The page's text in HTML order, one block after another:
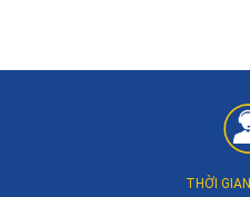
THỜI